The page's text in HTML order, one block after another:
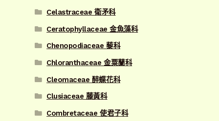
Celastraceae 衛矛科
Ceratophyllaceae 金魚藻科
Chenopodiaceae 藜科
Chloranthaceae 金粟蘭科
Cleomaceae 醉蝶花科
Clusiaceae 藤黃科
Combretaceae 使君子科